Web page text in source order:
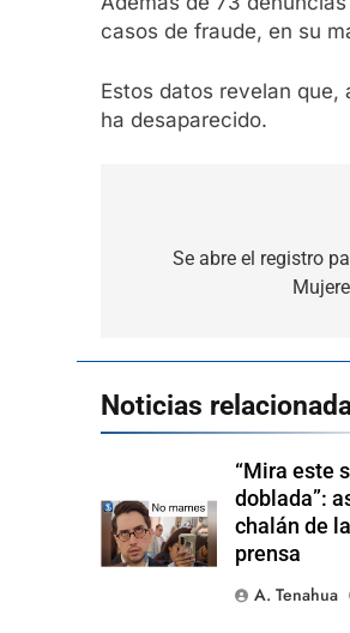
casos de fraude, en su
Estos datos revelan
ha desaparecido.
Se abre el registro
Noticias
“Mira este
doblada”:
chalán de
prensa
A. Tenahua